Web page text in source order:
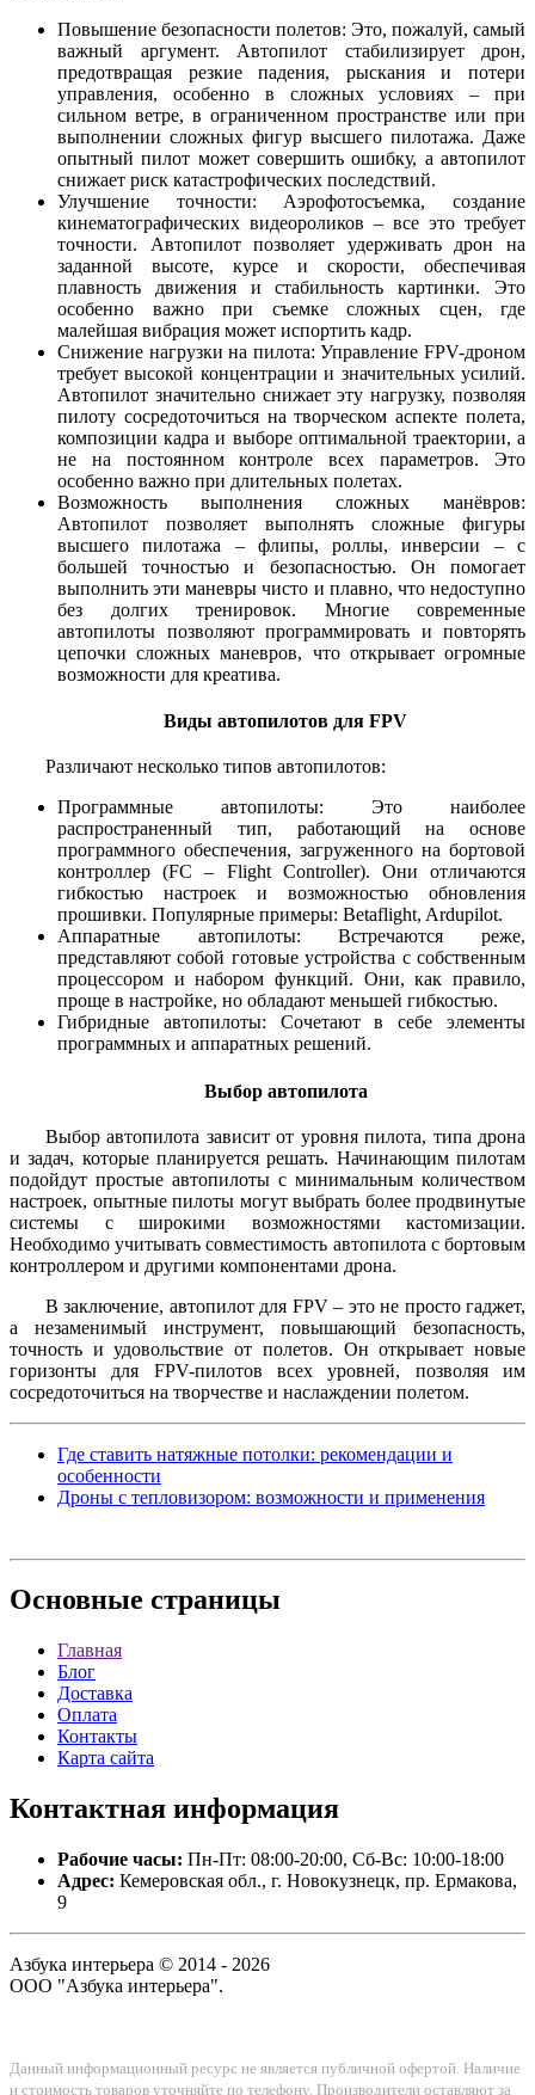
Повышение безопасности полетов: Это, пожалуй, самый
важный аргумент. Автопилот стабилизирует дрон,
предотвращая резкие падения, рыскания и потери
управления, особенно в сложных условиях – при
сильном ветре, в ограниченном пространстве или при
выполнении сложных фигур высшего пилотажа. Даже
опытный пилот может совершить ошибку, а автопилот
снижает риск катастрофических последствий.
Улучшение точности: Аэрофотосъемка, создание
кинематографических видеороликов – все это требует
точности. Автопилот позволяет удерживать дрон на
заданной высоте, курсе и скорости, обеспечивая
плавность движения и стабильность картинки. Это
особенно важно при съемке сложных сцен, где
малейшая вибрация может испортить кадр.
Снижение нагрузки на пилота: Управление FPV-дроном
требует высокой концентрации и значительных усилий.
Автопилот значительно снижает эту нагрузку, позволяя
пилоту сосредоточиться на творческом аспекте полета,
композиции кадра и выборе оптимальной траектории, а
не на постоянном контроле всех параметров. Это
особенно важно при длительных полетах.
Возможность выполнения сложных манёвров:
Автопилот позволяет выполнять сложные фигуры
высшего пилотажа – флипы, роллы, инверсии – с
большей точностью и безопасностью. Он помогает
выполнить эти маневры чисто и плавно, что недоступно
без долгих тренировок. Многие современные
автопилоты позволяют программировать и повторять
цепочки сложных маневров, что открывает огромные
возможности для креатива.
Виды автопилотов для FPV
Различают несколько типов автопилотов:
Программные автопилоты: Это наиболее
распространенный тип, работающий на основе
программного обеспечения, загруженного на бортовой
контроллер (FC – Flight Controller). Они отличаются
гибкостью настроек и возможностью обновления
прошивки. Популярные примеры: Betaflight, Ardupilot.
Аппаратные автопилоты: Встречаются реже,
представляют собой готовые устройства с собственным
процессором и набором функций. Они, как правило,
проще в настройке, но обладают меньшей гибкостью.
Гибридные автопилоты: Сочетают в себе элементы
программных и аппаратных решений.
Выбор автопилота
Выбор автопилота зависит от уровня пилота, типа дрона
и задач, которые планируется решать. Начинающим пилотам
подойдут простые автопилоты с минимальным количеством
настроек, опытные пилоты могут выбрать более продвинутые
системы с широкими возможностями кастомизации.
Необходимо учитывать совместимость автопилота с бортовым
контроллером и другими компонентами дрона.
В заключение, автопилот для FPV – это не просто гаджет,
а незаменимый инструмент, повышающий безопасность,
точность и удовольствие от полетов. Он открывает новые
горизонты для FPV-пилотов всех уровней, позволяя им
сосредоточиться на творчестве и наслаждении полетом.
Где ставить натяжные потолки: рекомендации и
особенности
Дроны с тепловизором: возможности и применения
Основные страницы
Главная
Блог
Доставка
Оплата
Контакты
Карта сайта
Контактная информация
Рабочие часы: Пн-Пт: 08:00-20:00, Сб-Вс: 10:00-18:00
Адрес: Кемеровская обл., г. Новокузнецк, пр. Ермакова,
9
Азбука интерьера © 2014 - 2026
ООО "Азбука интерьера".
Данный информационный ресурс не является публичной офертой. Наличие
и стоимость товаров уточняйте по телефону. Производители оставляют за